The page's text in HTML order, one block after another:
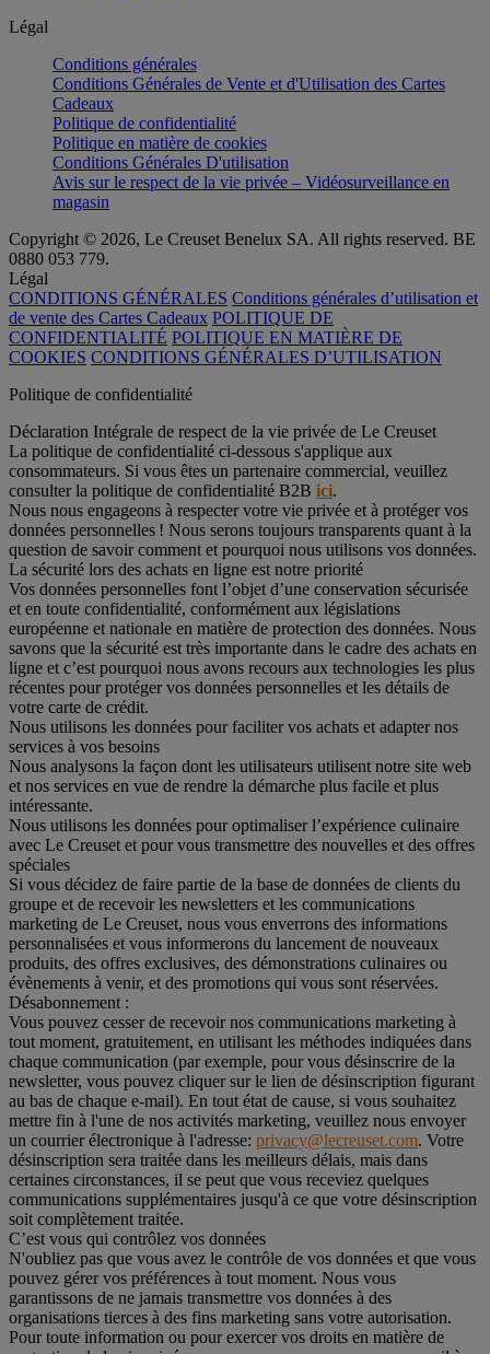
Légal
Conditions générales
Conditions Générales de Vente et d'Utilisation des Cartes
Cadeaux
Politique de confidentialité
Politique en matière de cookies
Conditions Générales D'utilisation
Avis sur le respect de la vie privée – Vidéosurveillance en
magasin
Copyright © 2026, Le Creuset Benelux SA. All rights reserved. BE
0880 053 779.
Légal
CONDITIONS GÉNÉRALES Conditions générales d’utilisation et
de vente des Cartes Cadeaux POLITIQUE DE
CONFIDENTIALITÉ POLITIQUE EN MATIÈRE DE
COOKIES CONDITIONS GÉNÉRALES D’UTILISATION
Politique de confidentialité
Déclaration Intégrale de respect de la vie privée de Le Creuset
La politique de confidentialité ci-dessous s'applique aux
consommateurs. Si vous êtes un partenaire commercial, veuillez
consulter la politique de confidentialité B2B ici.
Nous nous engageons à respecter votre vie privée et à protéger vos
données personnelles ! Nous serons toujours transparents quant à la
question de savoir comment et pourquoi nous utilisons vos données.
La sécurité lors des achats en ligne est notre priorité
Vos données personnelles font l’objet d’une conservation sécurisée
et en toute confidentialité, conformément aux législations
européenne et nationale en matière de protection des données. Nous
savons que la sécurité est très importante dans le cadre des achats en
ligne et c’est pourquoi nous avons recours aux technologies les plus
récentes pour protéger vos données personnelles et les détails de
votre carte de crédit.
Nous utilisons les données pour faciliter vos achats et adapter nos
services à vos besoins
Nous analysons la façon dont les utilisateurs utilisent notre site web
et nos services en vue de rendre la démarche plus facile et plus
intéressante.
Nous utilisons les données pour optimaliser l’expérience culinaire
avec Le Creuset et pour vous transmettre des nouvelles et des offres
spéciales
Si vous décidez de faire partie de la base de données de clients du
groupe et de recevoir les newsletters et les communications
marketing de Le Creuset, nous vous enverrons des informations
personnalisées et vous informerons du lancement de nouveaux
produits, des offres exclusives, des démonstrations culinaires ou
évènements à venir, et des promotions qui vous sont réservées.
Désabonnement :
Vous pouvez cesser de recevoir nos communications marketing à
tout moment, gratuitement, en utilisant les méthodes indiquées dans
chaque communication (par exemple, pour vous désinscrire de la
newsletter, vous pouvez cliquer sur le lien de désinscription figurant
au bas de chaque e-mail). En tout état de cause, si vous souhaitez
mettre fin à l'une de nos activités marketing, veuillez nous envoyer
un courrier électronique à l'adresse: privacy@lecreuset.com. Votre
désinscription sera traitée dans les meilleurs délais, mais dans
certaines circonstances, il se peut que vous receviez quelques
communications supplémentaires jusqu'à ce que votre désinscription
soit complètement traitée.
C’est vous qui contrôlez vos données
N'oubliez pas que vous avez le contrôle de vos données et que vous
pouvez gérer vos préférences à tout moment. Nous vous
garantissons de ne jamais transmettre vos données à des
organisations tierces à des fins marketing sans votre autorisation.
Pour toute information ou pour exercer vos droits en matière de